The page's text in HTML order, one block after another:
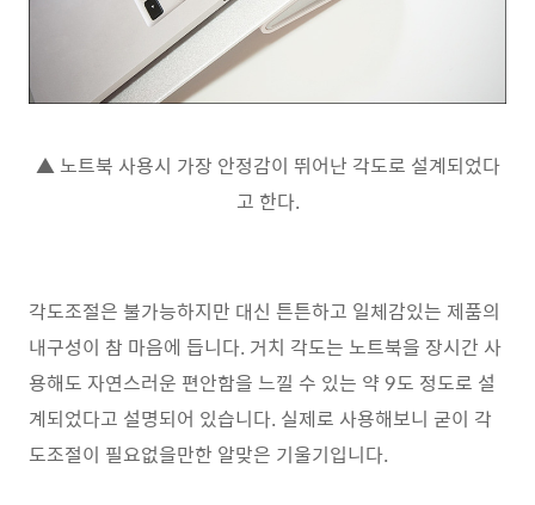
▲ 노트북 사용시 가장 안정감이 뛰어난 각도로 설계되었다
고 한다.
각도조절은 불가능하지만 대신 튼튼하고 일체감있는 제품의
내구성이 참 마음에 듭니다. 거치 각도는 노트북을 장시간 사
용해도 자연스러운 편안함을 느낄 수 있는 약 9도 정도로 설
계되었다고 설명되어 있습니다. 실제로 사용해보니 굳이 각
도조절이 필요없을만한 알맞은 기울기입니다.